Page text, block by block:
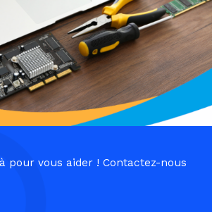
pour vous aider ! Contactez-nous